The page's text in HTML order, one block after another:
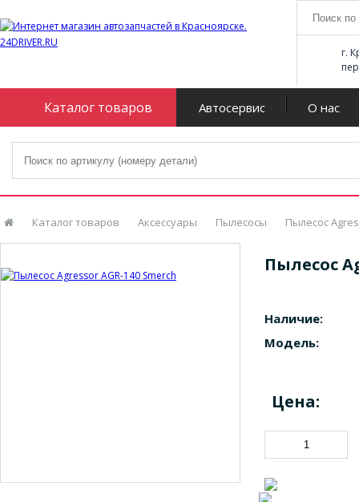
г.
Каталог товаров Автосервис О нас
Каталог товаров Аксессуары Пылесосы Пылесос
Пылесос
Наличие:
Модель:
Цена: